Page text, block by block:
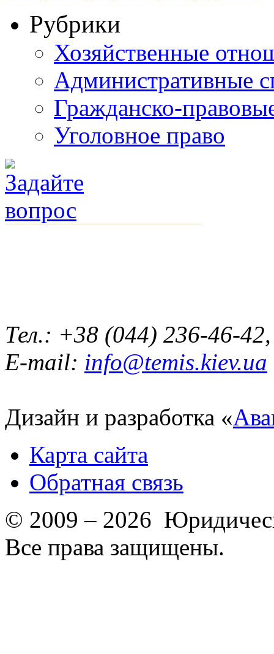
Рубрики
Хозяйственные
Административные
Гражданско-
Уголовное право
Тел.: +38 (044) 236-46-
E-mail: info@temis.kiev.ua
Дизайн и разработка «
Карта сайта
Обратная связь
© 2009 – 2026
Все права защищены.